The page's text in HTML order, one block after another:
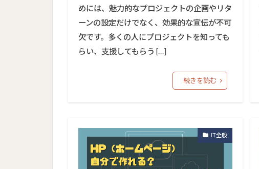
めには、魅力的なプロジェクトの企画やリタ
ーンの設定だけでなく、効果的な宣伝が不可
欠です。多くの人にプロジェクトを知っても
らい、支援してもらう […]
続きを読む
IT全般